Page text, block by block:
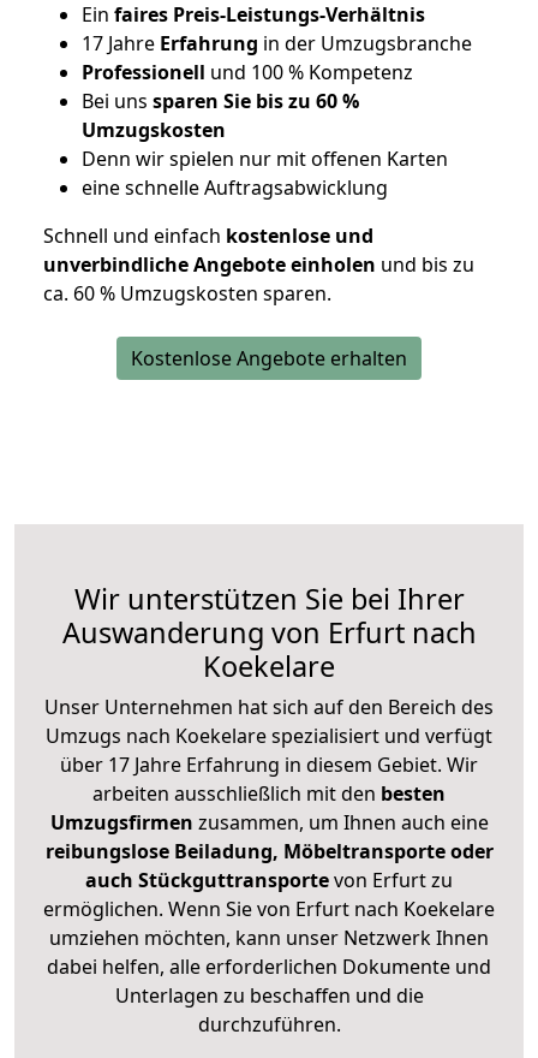
Ein faires Preis-Leistungs-Verhältnis
17 Jahre Erfahrung in der Umzugsbranche
Professionell und 100 % Kompetenz
Bei uns sparen Sie bis zu 60 %
Umzugskosten
Denn wir spielen nur mit offenen Karten
eine schnelle Auftragsabwicklung
Schnell und einfach kostenlose und
unverbindliche Angebote einholen und bis zu
ca. 60 % Umzugskosten sparen.
Kostenlose Angebote erhalten
Wir unterstützen Sie bei Ihrer
Auswanderung von Erfurt nach
Koekelare
Unser Unternehmen hat sich auf den Bereich des
Umzugs nach Koekelare spezialisiert und verfügt
über 17 Jahre Erfahrung in diesem Gebiet. Wir
arbeiten ausschließlich mit den besten
Umzugsfirmen zusammen, um Ihnen auch eine
reibungslose Beiladung, Möbeltransporte oder
auch Stückguttransportevon Erfurt zu
ermöglichen. Wenn Sie von Erfurt nach Koekelare
umziehen möchten, kann unser Netzwerk Ihnen
dabei helfen, alle erforderlichen Dokumente und
Unterlagen zu beschaffen und die
durchzuführen.